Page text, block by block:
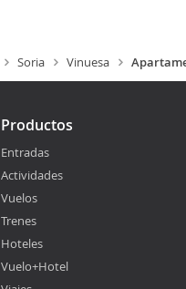
Soria Vinuesa
Productos
Entradas
Actividades
Vuelos
Trenes
Hoteles
Vuelo+Hotel